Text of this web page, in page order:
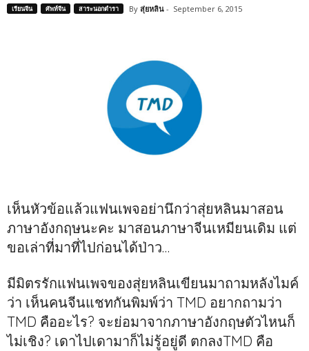
เรียนจีน ศัพท์จีน สาระนอกตำรา By สุ่ยหลิน - September 6, 2015
เห็นหัวข้อแล้วแฟนเพจอย่านึกว่าสุ่ยหลินมาสอน
ภาษาอังกฤษนะคะ มาสอนภาษาจีนเหมียนเดิม แต่
ขอเล่าที่มาที่ไปก่อนได้ป่าว…
มีมิตรรักแฟนเพจของสุ่ยหลินเขียนมาถามหลังไมค์
ว่า เห็นคนจีนแชทกันพิมพ์ว่า TMD อยากถามว่า
TMD คืออะไร? จะย่อมาจากภาษาอังกฤษตัวไหนก็
ไม่เชิง? เดาไปเดามาก็ไม่รู้อยู่ดี ตกลงTMD คือ